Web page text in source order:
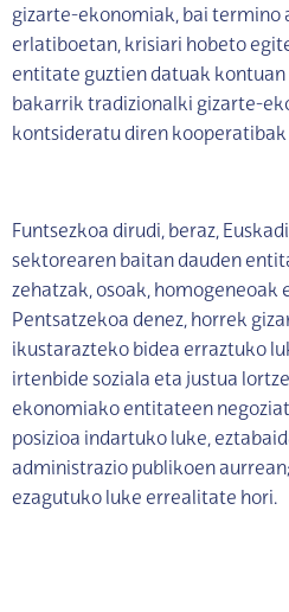
gizarte-ekonomiak, bai termino
erlatiboetan, krisiari hobeto
entitate guztien datuak kontuan
bakarrik tradizionalki gizarte-
kontsideratu diren
Funtsezkoa dirudi, beraz,
sektorearen baitan dauden
zehatzak, osoak, homogeneoak
Pentsatzekoa denez, horrek
ikustarazteko bidea erraztuko
irtenbide soziala eta justua
ekonomiako entitateen
posizioa indartuko luke,
administrazio publikoen
ezagutuko luke errealitate hori.